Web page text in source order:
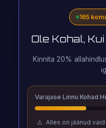
165
Ole Kohal,
Kinnita 20%
Varajase Linnu Kohad
⚠️ Alles on jäänud vaid